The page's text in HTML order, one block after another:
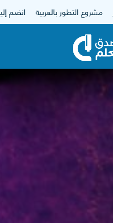
مشروع التطور بالعربية انضم